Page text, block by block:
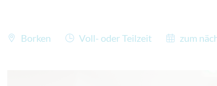
Borken Voll- oder Teilzeit zum